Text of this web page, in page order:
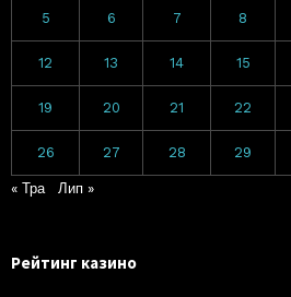
5 6 7 8
12 13 14 15
19 20 21 22
26 27 28 29
« Тра Лип »
Рейтинг казино